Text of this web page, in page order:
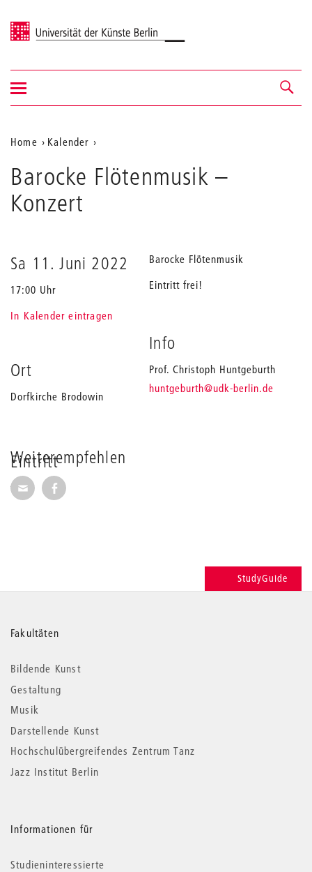
Universität der Künste Berlin
Navigation &
Suche
Navigation
ein-/ausblenden
Aktuelle
Position
auf
der
Home
Kalender
Flötenmusik
Barocke Flötenmusik –
Konzert
Sa 11. Juni 2022
17:00 Uhr
In Kalender eintragen
Ort
Dorfkirche Brodowin
Eintritt
frei
Weiterempfehlen
Seite per E-Mail weiterempfehlen
Seite auf Facebook weiterempfehlen
Barocke Flötenmusik
Eintritt frei!
Info
Prof. Christoph Huntgeburth
huntgeburth_
@udk-berlin.de
StudyGuide
Weitere
Informationen
Fakultäten
Bildende Kunst
Gestaltung
Musik
Darstellende Kunst
Hochschulübergreifendes Zentrum Tanz
Jazz Institut Berlin
Informationen für
Studieninteressierte